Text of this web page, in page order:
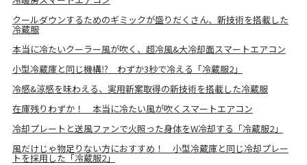
クールダウンするためのギミックが盛りだくさん、新技術を搭載した
冷蔵服
本当に冷たいクーラー風が吹く、超冷風&大冷却面スマートエアコン
小型冷蔵庫と同じ機構⁉ わずか3秒で冷える「冷蔵服2」
冷感&涼感を味わえる、実用新案取得の新技術を搭載した冷蔵服
在庫残りわずか！ 本当に冷たい風が吹くスマートエアコン
冷却プレートと送風ファンで火照った身体をW冷却する「冷蔵服2」
風だけじゃ物足りない方におすすめ！ 小型冷蔵庫と同じ冷却プレー
トを採用した「冷蔵服2」